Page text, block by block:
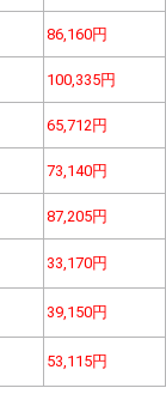
86,160円
100,335円
65,712円
73,140円
87,205円
33,170円
39,150円
53,115円